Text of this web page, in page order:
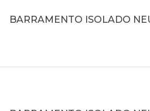
BARRAMENTO ISOLADO